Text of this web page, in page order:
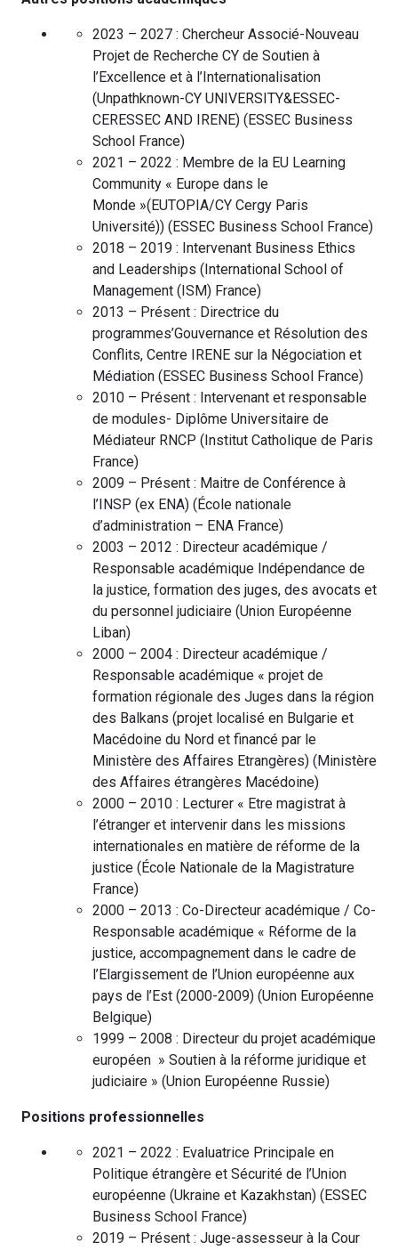
2023 – 2027 : Chercheur Associé-Nouveau
Projet de Recherche CY de Soutien à
l’Excellence et à l’Internationalisation
(Unpathknown-CY UNIVERSITY&ESSEC-
CERESSEC AND IRENE) ( ESSEC Business
School France)
2021 – 2022 : Membre de la EU Learning
Community « Europe dans le
Monde »(EUTOPIA/CY Cergy Paris
Université)) ( ESSEC Business School France)
2018 – 2019 : Intervenant Business Ethics
and Leaderships ( International School of
Management (ISM) France)
2013 – Présent : Directrice du
programmes’Gouvernance et Résolution des
Conflits, Centre IRENE sur la Négociation et
Médiation ( ESSEC Business School France)
2010 – Présent : Intervenant et responsable
de modules- Diplôme Universitaire de
Médiateur RNCP ( Institut Catholique de Paris
France)
2009 – Présent : Maitre de Conférence à
l’INSP (ex ENA) ( École nationale
d’administration – ENA France)
2003 – 2012 : Directeur académique /
Responsable académique Indépendance de
la justice, formation des juges, des avocats et
du personnel judiciaire (Union Européenne
Liban)
2000 – 2004 : Directeur académique /
Responsable académique « projet de
formation régionale des Juges dans la région
des Balkans (projet localisé en Bulgarie et
Macédoine du Nord et financé par le
Ministère des Affaires Etrangères) ( Ministère
des Affaires étrangères Macédoine)
2000 – 2010 : Lecturer « Etre magistrat à
l’étranger et intervenir dans les missions
internationales en matière de réforme de la
justice ( École Nationale de la Magistrature
France)
2000 – 2013 : Co-Directeur académique / Co-
Responsable académique « Réforme de la
justice, accompagnement dans le cadre de
l’Elargissement de l’Union européenne aux
pays de l’Est (2000-2009) (Union Européenne
Belgique)
1999 – 2008 : Directeur du projet académique
européen » Soutien à la réforme juridique et
judiciaire » (Union Européenne Russie)
Positions professionnelles
2021 – 2022 : Evaluatrice Principale en
Politique étrangère et Sécurité de l’Union
européenne (Ukraine et Kazakhstan) ( ESSEC
Business School France)
2019 – Présent : Juge-assesseur à la Cour